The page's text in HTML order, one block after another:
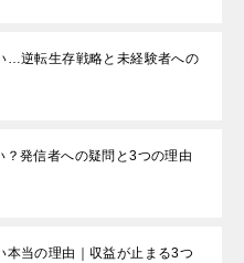
…逆転生存戦略と未経験者への
？発信者への疑問と3つの理由
本当の理由｜収益が止まる3つ